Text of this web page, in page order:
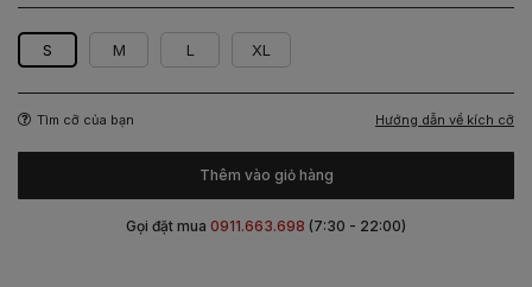
Xanh
Lá
Xanh
Lam
S M L XL
Tìm cỡ của bạn Hướng dẫn về kích cỡ
Thêm vào giỏ hàng
Gọi đặt mua 0911.663.698 (7:30 - 22:00)